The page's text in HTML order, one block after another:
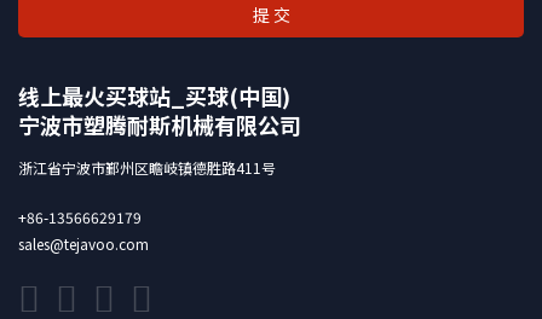
提 交
线上最火买球站_买球(中国)
宁波市塑腾耐斯机械有限公司
浙江省宁波市鄞州区瞻岐镇德胜路411号
+86-13566629179
sales@tejavoo.com